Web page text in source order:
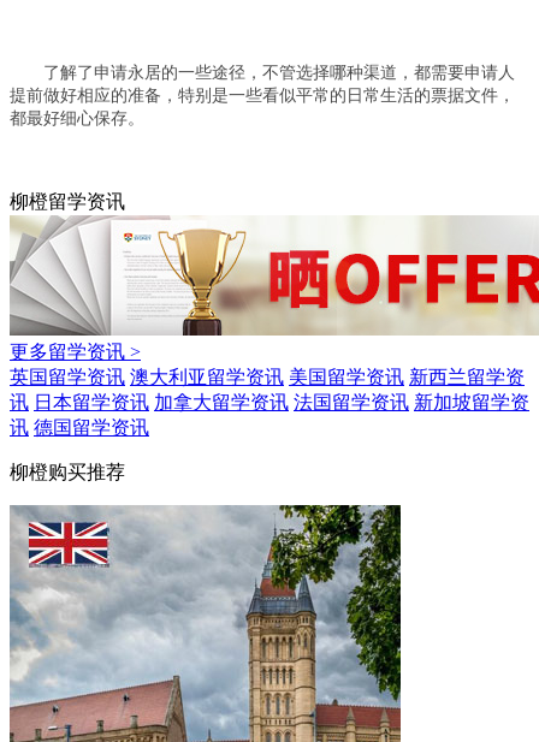
了解了申请永居的一些途径，不管选择哪种渠道，都需要申请人
提前做好相应的准备，特别是一些看似平常的日常生活的票据文件，
都最好细心保存。
柳橙留学资讯
更多留学资讯 >
英国留学资讯 澳大利亚留学资讯 美国留学资讯 新西兰留学资
讯 日本留学资讯 加拿大留学资讯 法国留学资讯 新加坡留学资
讯 德国留学资讯
柳橙购买推荐